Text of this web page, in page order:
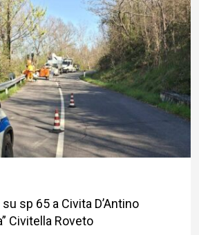
sp 65 a Civita D’Antino
Civitella Roveto